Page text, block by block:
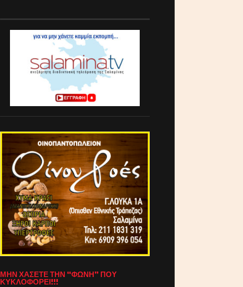
ΜΗΝ ΧΑΣΕΤΕ ΤΗΝ “ΦΩΝΗ” ΠΟΥ
ΚΥΚΛΟΦΟΡΕΙ!!!